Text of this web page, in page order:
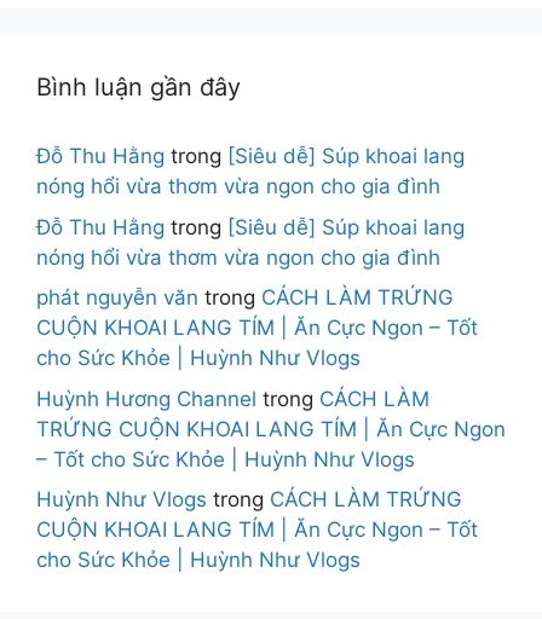
Bình luận gần đây
Đỗ Thu Hằng trong [Siêu dễ] Súp khoai lang
nóng hổi vừa thơm vừa ngon cho gia đình
Đỗ Thu Hằng trong [Siêu dễ] Súp khoai lang
nóng hổi vừa thơm vừa ngon cho gia đình
phát nguyễn văn trong CÁCH LÀM TRỨNG
CUỘN KHOAI LANG TÍM | Ăn Cực Ngon – Tốt
cho Sức Khỏe | Huỳnh Như Vlogs
Huỳnh Hương Channel trong CÁCH LÀM
TRỨNG CUỘN KHOAI LANG TÍM | Ăn Cực Ngon
– Tốt cho Sức Khỏe | Huỳnh Như Vlogs
Huỳnh Như Vlogs trong CÁCH LÀM TRỨNG
CUỘN KHOAI LANG TÍM | Ăn Cực Ngon – Tốt
cho Sức Khỏe | Huỳnh Như Vlogs